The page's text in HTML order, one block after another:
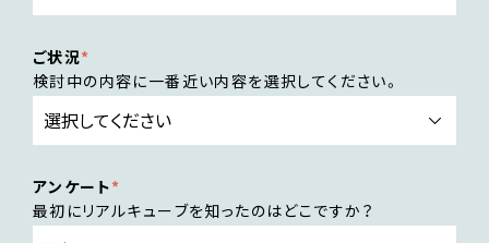
ご状況
検討中の内容に一番近い内容を選択してください。
アンケート
最初にリアルキューブを知ったのはどこですか？